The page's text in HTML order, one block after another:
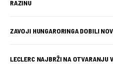
RAZINU
ZAVOJI HUNGARORINGA DOBILI
LECLERC NAJBRŽI NA OTVARANJU